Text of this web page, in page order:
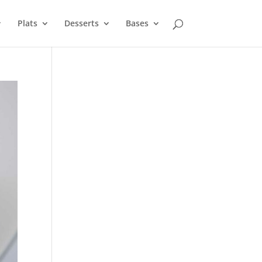
Plats Desserts Bases